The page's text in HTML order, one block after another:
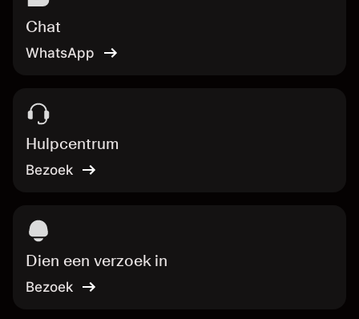
Chat
WhatsApp
Hulpcentrum
Bezoek
Dien een verzoek in
Bezoek